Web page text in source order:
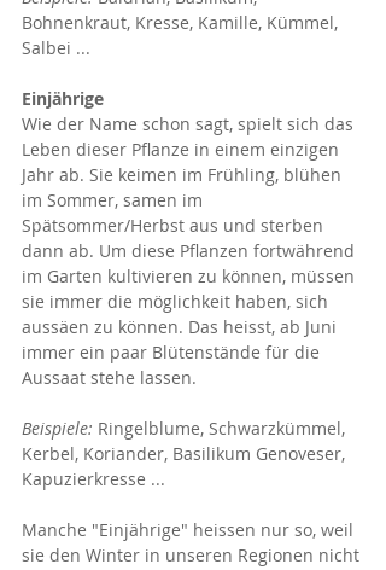
Bohnenkraut, Kresse, Kamille, Kümmel,
Salbei ...
Einjährige
Wie der Name schon sagt, spielt sich das
Leben dieser Pflanze in einem einzigen
Jahr ab. Sie keimen im Frühling, blühen
im Sommer, samen im
Spätsommer/Herbst aus und sterben
dann ab. Um diese Pflanzen fortwährend
im Garten kultivieren zu können, müssen
sie immer die möglichkeit haben, sich
aussäen zu können. Das heisst, ab Juni
immer ein paar Blütenstände für die
Aussaat stehe lassen.
Beispiele: Ringelblume, Schwarzkümmel,
Kerbel, Koriander, Basilikum Genoveser,
Kapuzierkresse ...
Manche "Einjährige" heissen nur so, weil
sie den Winter in unseren Regionen nicht